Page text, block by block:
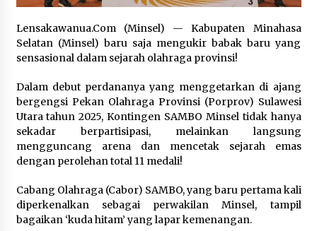
Ketika Hidup Diperjuangkan : Kerja Bau & Kotor,
Dollar Menggelontor
August 4, 2023
Berani Keluar dari Zona Nyaman, Diaspora Asal
Semarang Sukses Menjadi Vlogger di Los
Angeles
September 22, 2023
Bahas Aspirasi Strategis Minsel
April 22, 2026
Lensakawanua.Com (Minsel) — Kabupaten Minahasa
Selatan (Minsel) baru saja mengukir babak baru yang
sensasional dalam sejarah olahraga provinsi!
‎‎Dalam debut perdananya yang menggetarkan di ajang
bergengsi Pekan Olahraga Provinsi (Porprov) Sulawesi
Utara tahun 2025, Kontingen SAMBO Minsel tidak hanya
sekadar berpartisipasi, melainkan langsung
mengguncang arena dan mencetak sejarah emas
dengan perolehan total 11 medali!‎‎
Cabang Olahraga (Cabor) SAMBO, yang baru pertama kali
diperkenalkan sebagai perwakilan Minsel, tampil
bagaikan ‘kuda hitam’ yang lapar kemenangan. ‎‎